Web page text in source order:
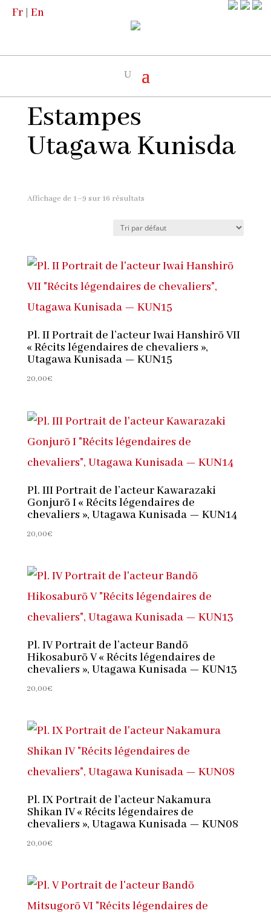
Fr | En
Estampes
Utagawa Kunisda
Affichage de 1–9 sur 16 résultats
Pl. II Portrait de l’acteur Iwai Hanshirō VII
« Récits légendaires de chevaliers »,
Utagawa Kunisada — KUN15
20,00€
Pl. III Portrait de l’acteur Kawarazaki
Gonjurō I « Récits légendaires de
chevaliers », Utagawa Kunisada — KUN14
20,00€
Pl. IV Portrait de l’acteur Bandō
Hikosaburō V « Récits légendaires de
chevaliers », Utagawa Kunisada — KUN13
20,00€
Pl. IX Portrait de l’acteur Nakamura
Shikan IV « Récits légendaires de
chevaliers », Utagawa Kunisada — KUN08
20,00€